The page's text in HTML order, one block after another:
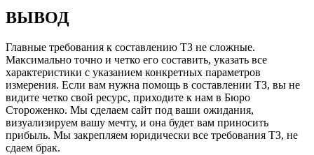
ВЫВОД
Главные требования к составлению ТЗ не сложные.
Максимально точно и четко его составить, указать все
характеристики с указанием конкретных параметров
измерения. Если вам нужна помощь в составлении ТЗ, вы не
видите четко свой ресурс, приходите к нам в Бюро
Стороженко. Мы сделаем сайт под ваши ожидания,
визуализируем вашу мечту, и она будет вам приносить
прибыль. Мы закрепляем юридически все требования ТЗ, не
сдаем брак.